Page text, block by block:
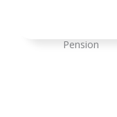
Pension